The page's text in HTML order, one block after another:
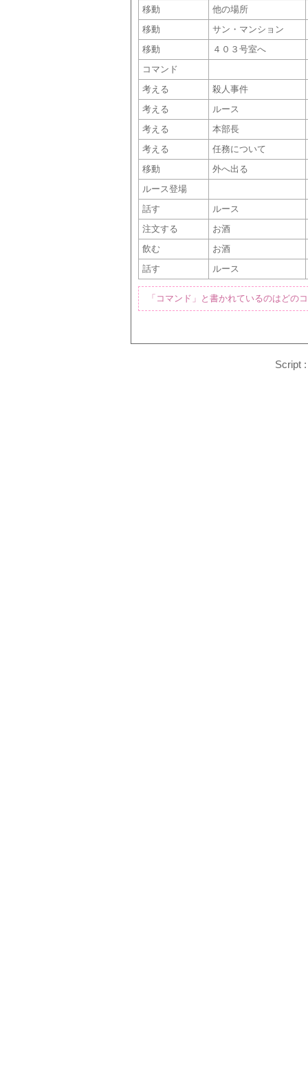
移動
他の場所
移動
サン・マンション
移動
４０３号室へ
コマンド
考える
殺人事件
考える
ルース
考える
本部長
考える
任務について
移動
外へ出る
ルース登場
話す
ルース
注文する
お酒
飲む
お酒
話す
ルース
「コマンド」と書かれているのはどの
Script